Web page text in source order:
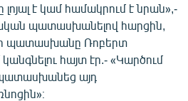
է կամ համակրում է նրան»,-
պատասխանելով հարցին,
պատասխանը Ռոբերտ
հայտ էր.- «Կարծում
այդ